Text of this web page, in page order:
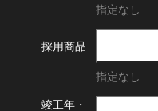
指定なし
採用商品
指定なし
竣工年・